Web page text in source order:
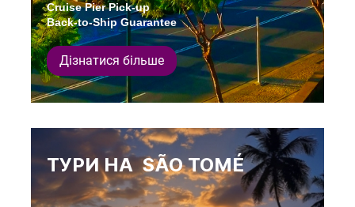
Cruise Pier Pick-up
Back-to-Ship Guarantee
Дізнатися більше
ТУРИ НА SÃO TOMÉ